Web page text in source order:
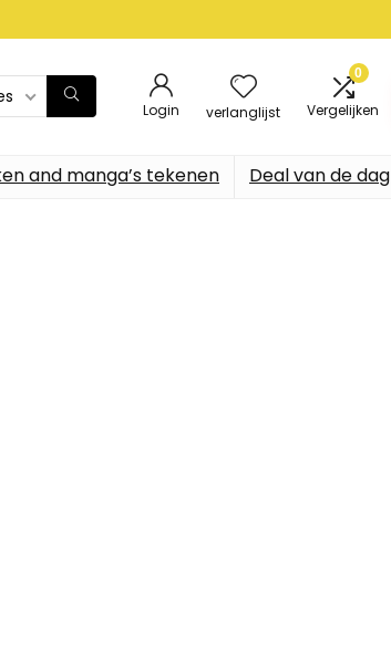
Login verlanglijst
0
Vergelijken
and manga’s tekenen Deal van de dag